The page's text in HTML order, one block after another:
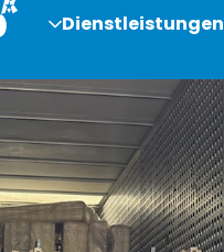
Dienstleistungen